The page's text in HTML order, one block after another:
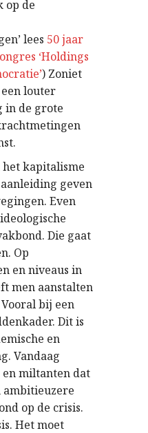
op de
lees 50 jaar
‘Holdings
) Zoniet
louter
in de grote
kapitalisme
geven
Even
Die gaat
Op
en niveaus in
men aanstalten
bij een
Dit is
en
Vandaag
en miltanten dat
ambitieuzere
op de crisis.
Het moet